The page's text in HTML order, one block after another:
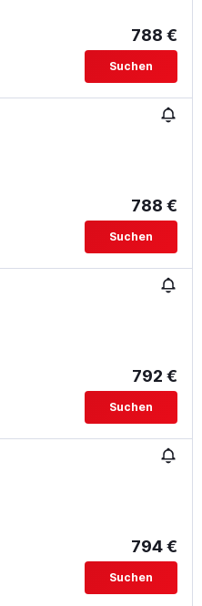
788 €
Suchen
788 €
Suchen
792 €
Suchen
794 €
Suchen